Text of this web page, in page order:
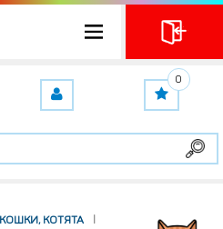
0
КОШКИ, КОТЯТА